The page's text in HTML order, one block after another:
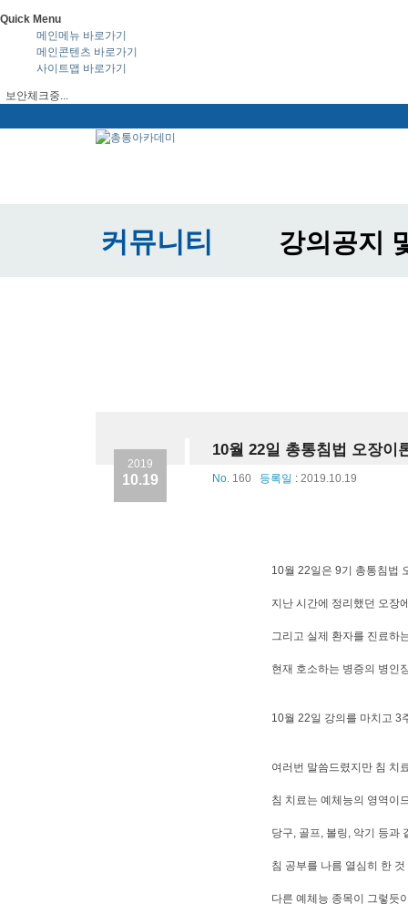
Quick Menu
메인메뉴 바로가기
메인콘텐츠 바로가기
사이트맵 바로가기
보안체크중...
커뮤니티 강의공지
2019
10.19
10월 22일 총통침법 오장이
No. 160 등록일 : 2019.10.19
10월 22일은 9기 총통침법
지난 시간에 정리했던 오장
그리고 실제 환자를 진료하
현재 호소하는 병증의 병인
10월 22일 강의를 마치고 3
여러번 말씀드렸지만 침 치
침 치료는 예체능의 영역이
당구, 골프, 볼링, 악기 등과
침 공부를 나름 열심히 한
다른 예체능 종목이 그렇듯